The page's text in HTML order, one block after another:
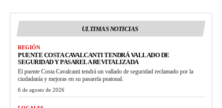
ULTIMAS NOTICIAS
REGIÓN
PUENTE COSTA CAVALCANTI TENDRÁ VALLADO DE
SEGURIDAD Y PASARELA REVITALIZADA
El puente Costa Cavalcanti tendrá un vallado de seguridad reclamado por la
ciudadanía y mejoras en su pasarela peatonal.
6 de agosto de 2026